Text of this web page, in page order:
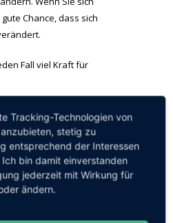
Chance, dass sich
Fall viel Kraft für
Unterstützung sind,
eine freiwillige Gabe.
und im Besonderen
Tracking-Technologien von
stetig zu
entsprechend der Interessen
bin damit einverstanden
jederzeit mit Wirkung für
ändern.